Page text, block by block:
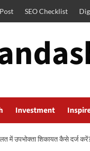
SEO Checklist
Investment
में उपभोक्ता शिकायत कैसे दर्ज